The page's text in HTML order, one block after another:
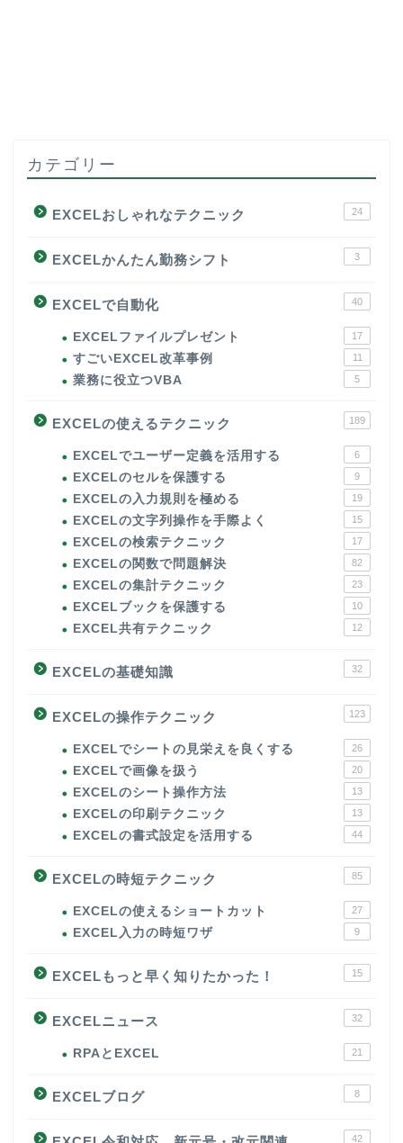
カテゴリー
EXCELおしゃれなテクニック 24
EXCELかんたん勤務シフト 3
EXCELで自動化 40
EXCELファイルプレゼント 17
すごいEXCEL改革事例 11
業務に役立つVBA 5
EXCELの使えるテクニック 189
EXCELでユーザー定義を活用する 6
EXCELのセルを保護する 9
EXCELの入力規則を極める 19
EXCELの文字列操作を手際よく 15
EXCELの検索テクニック 17
EXCELの関数で問題解決 82
EXCELの集計テクニック 23
EXCELブックを保護する 10
EXCEL共有テクニック 12
EXCELの基礎知識 32
EXCELの操作テクニック 123
EXCELでシートの見栄えを良くする 26
EXCELで画像を扱う 20
EXCELのシート操作方法 13
EXCELの印刷テクニック 13
EXCELの書式設定を活用する 44
EXCELの時短テクニック 85
EXCELの使えるショートカット 27
EXCEL入力の時短ワザ 9
EXCELもっと早く知りたかった！ 15
EXCELニュース 32
RPAとEXCEL 21
EXCELブログ 8
42